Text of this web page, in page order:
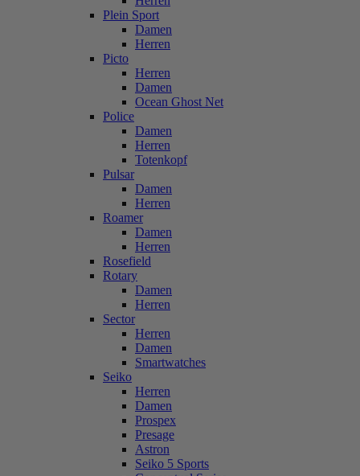
Plein Sport
Damen
Herren
Picto
Herren
Damen
Ocean Ghost Net
Police
Damen
Herren
Totenkopf
Pulsar
Damen
Herren
Roamer
Damen
Herren
Rosefield
Rotary
Damen
Herren
Sector
Herren
Damen
Smartwatches
Seiko
Herren
Damen
Prospex
Presage
Astron
Seiko 5 Sports